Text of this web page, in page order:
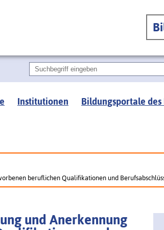
Institutionen Bildungsportale des
beruflichen Qualifikationen und
und Anerkennung